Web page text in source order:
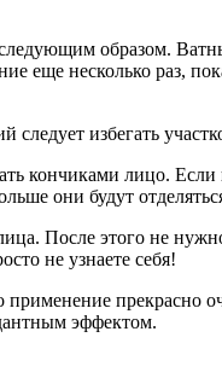
образом.
еще несколько раз,
избегать
кончиками лицо. Если
они будут
После этого не
не узнаете себя!
прекрасно
эффектом.